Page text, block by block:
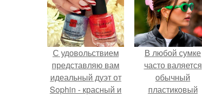
С удовольствием
представляю вам
идеальный дуэт от
Sophin - красный и
В любой сумке
часто валяется
обычный
пластиковый